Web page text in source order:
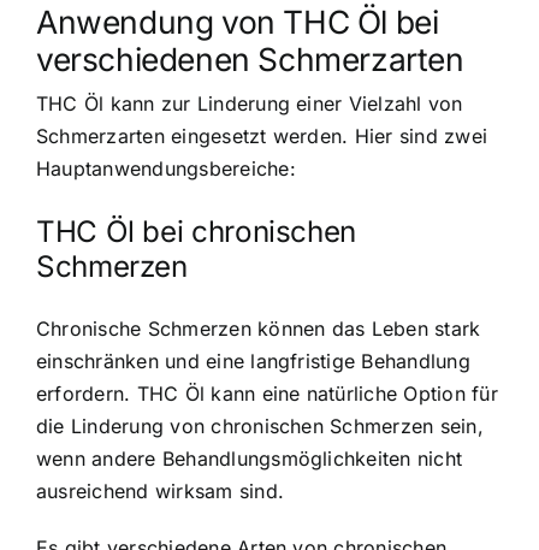
Anwendung von THC Öl bei
verschiedenen Schmerzarten
THC Öl kann zur Linderung einer Vielzahl von
Schmerzarten eingesetzt werden. Hier sind zwei
Hauptanwendungsbereiche:
THC Öl bei chronischen
Schmerzen
Chronische Schmerzen können das Leben stark
einschränken und eine langfristige Behandlung
erfordern. THC Öl kann eine natürliche Option für
die Linderung von chronischen Schmerzen sein,
wenn andere Behandlungsmöglichkeiten nicht
ausreichend wirksam sind.